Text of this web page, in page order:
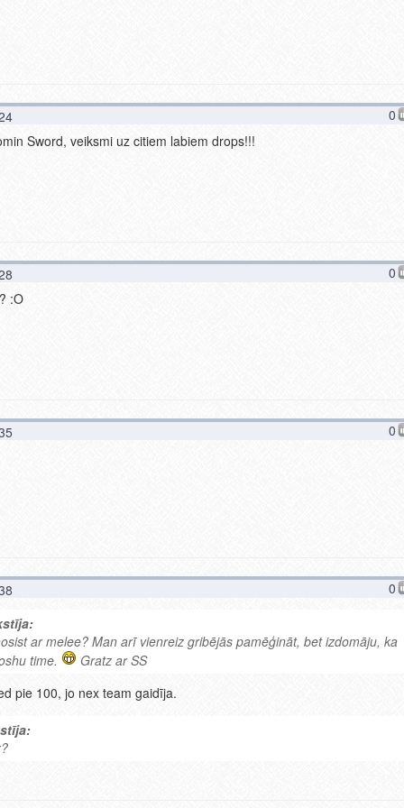
0
Sword, veiksmi uz citiem labiem drops!!!
0
:O
0
0
ar melee? Man arī vienreiz gribējās pamēģināt, bet izdomāju, ka
time.
Gratz ar SS
pie 100, jo nex team gaidīja.